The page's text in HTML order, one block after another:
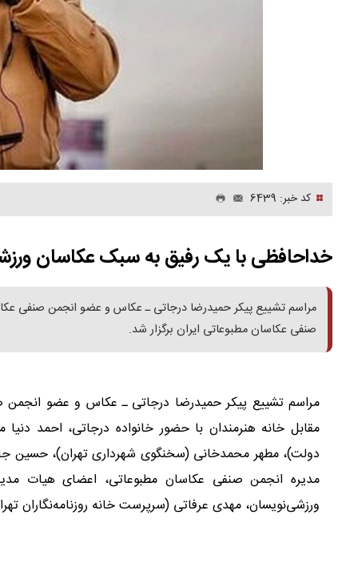
کد خبر: 6439
خداحافظی با یک رفیق به سبک عکاسان
مراسم تشییع پیکر حمیدرضا درجاتی ـ عکاس و عضو انجمن صنفی
صنفی عکاسان مطبوعاتی ایران برگزار شد.
مقابل خانه هنرمندان با حضور خانواده درجاتی، احمد
دولت)، مطهر محمدخانی (سخنگوی شهرداری تهران)، حسین
مدیره انجمن صنفی عکاسان مطبوعاتی، اعضای هیات
ورزشی‌نویسان، مهدی عرفاتی (سرپرست خانه روزنامه‌نگاران